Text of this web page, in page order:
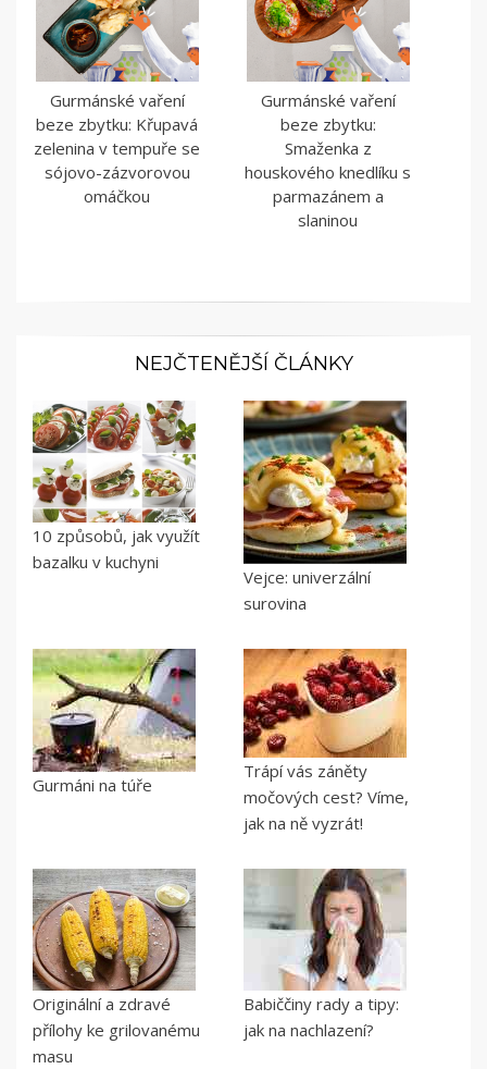
Gurmánské vaření
beze zbytku: Křupavá
zelenina v tempuře se
sójovo-zázvorovou
omáčkou
Gurmánské vaření
beze zbytku:
Smaženka z
houskového knedlíku s
parmazánem a
slaninou
NEJČTENĚJŠÍ ČLÁNKY
10 způsobů, jak využít
bazalku v kuchyni
Vejce: univerzální
surovina
Gurmáni na túře
Trápí vás záněty
močových cest? Víme,
jak na ně vyzrát!
Originální a zdravé
přílohy ke grilovanému
masu
Babiččiny rady a tipy:
jak na nachlazení?